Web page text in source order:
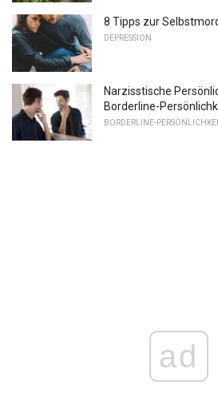
8 Tipps zur
DEPRESSION
Narzisstische
Borderline-
BORDERLINE-
ad